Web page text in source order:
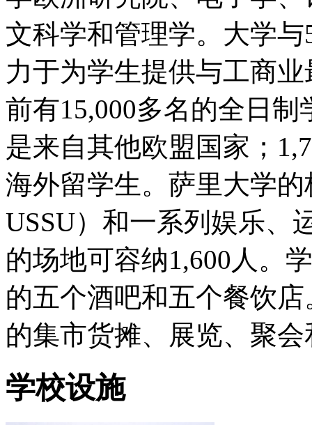
文科学和管理学。大学
力于为学生提供与工商
前有15,000多名的全日
是来自其他欧盟国家；
海外留学生。萨里大学
USSU）和一系列娱乐、
的场地可容纳1,600人。
的五个酒吧和五个餐饮
的集市货摊、展览、聚
学校设施